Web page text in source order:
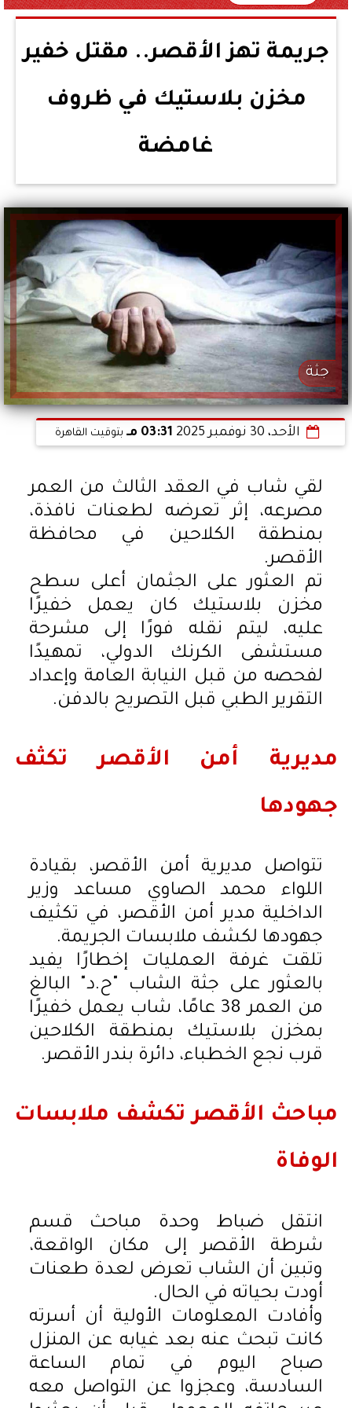
جريمة تهز الأقصر.. مقتل خفير
مخزن بلاستيك في ظروف
غامضة
جثة
الأحد، 30 نوفمبر 2025 03:31 مـ بتوقيت القاهرة
لقي شاب في العقد الثالث من العمر
مصرعه، إثر تعرضه لطعنات نافذة،
بمنطقة الكلاحين في محافظة
الأقصر.
تم العثور على الجثمان أعلى سطح
مخزن بلاستيك كان يعمل خفيرًا
عليه، ليتم نقله فورًا إلى مشرحة
مستشفى الكرنك الدولي، تمهيدًا
لفحصه من قبل النيابة العامة وإعداد
التقرير الطبي قبل التصريح بالدفن.
مديرية أمن الأقصر تكثف
جهودها
تتواصل مديرية أمن الأقصر، بقيادة
اللواء محمد الصاوي مساعد وزير
الداخلية مدير أمن الأقصر، في تكثيف
جهودها لكشف ملابسات الجريمة.
تلقت غرفة العمليات إخطارًا يفيد
بالعثور على جثة الشاب "ح.د" البالغ
من العمر 38 عامًا، شاب يعمل خفيرًا
بمخزن بلاستيك بمنطقة الكلاحين
قرب نجع الخطباء، دائرة بندر الأقصر.
مباحث الأقصر تكشف ملابسات
الوفاة
انتقل ضباط وحدة مباحث قسم
شرطة الأقصر إلى مكان الواقعة،
وتبين أن الشاب تعرض لعدة طعنات
أودت بحياته في الحال.
وأفادت المعلومات الأولية أن أسرته
كانت تبحث عنه بعد غيابه عن المنزل
صباح اليوم في تمام الساعة
السادسة، وعجزوا عن التواصل معه